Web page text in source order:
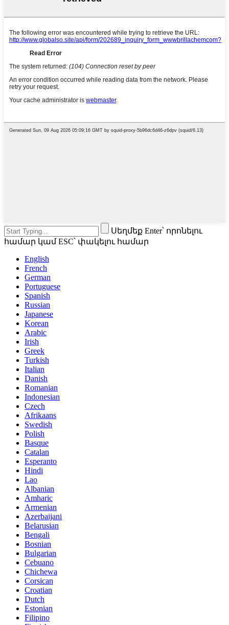
Սեղմեք Enter՝ որոնելու
համար կամ ESC՝ փակելու համար
English
French
German
Portuguese
Spanish
Russian
Japanese
Korean
Arabic
Irish
Greek
Turkish
Italian
Danish
Romanian
Indonesian
Czech
Afrikaans
Swedish
Polish
Basque
Catalan
Esperanto
Hindi
Lao
Albanian
Amharic
Armenian
Azerbaijani
Belarusian
Bengali
Bosnian
Bulgarian
Cebuano
Chichewa
Corsican
Croatian
Dutch
Estonian
Filipino